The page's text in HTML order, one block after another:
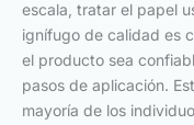
escala, tratar el papel
ignífugo de calidad es
el producto sea
pasos de aplicación.
mayoría de los